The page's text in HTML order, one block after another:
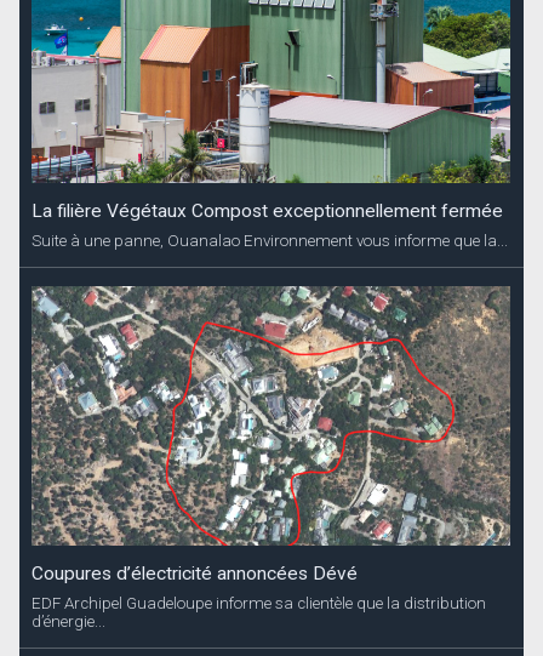
La filière Végétaux Compost exceptionnellement fermée
Suite à une panne, Ouanalao Environnement vous informe que la...
Coupures d’électricité annoncées Dévé
EDF Archipel Guadeloupe informe sa clientèle que la distribution
d’énergie...